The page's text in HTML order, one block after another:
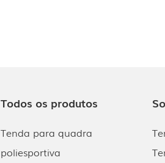
Todos os produtos
Tenda para quadra
poliesportiva